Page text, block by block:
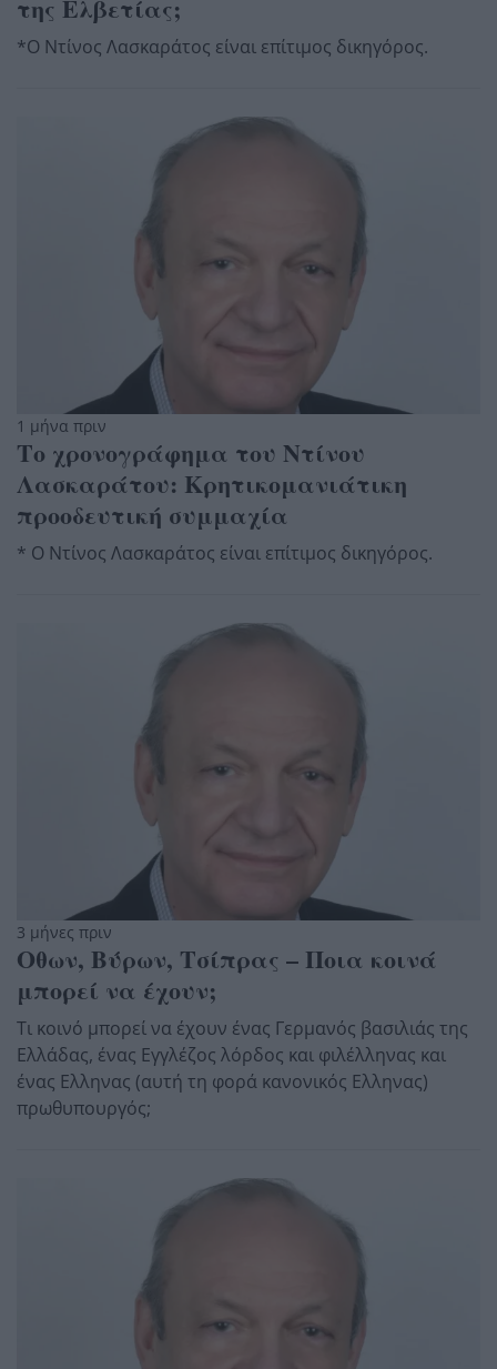
της Ελβετίας;
*Ο Ντίνος Λασκαράτος είναι επίτιμος δικηγόρος.
1 μήνα πριν
Το χρονογράφημα του Ντίνου
Λασκαράτου: Κρητικομανιάτικη
προοδευτική συμμαχία
* Ο Ντίνος Λασκαράτος είναι επίτιμος δικηγόρος.
3 μήνες πριν
Οθων, Βύρων, Τσίπρας – Ποια κοινά
μπορεί να έχουν;
Τι κοινό μπορεί να έχουν ένας Γερμανός βασιλιάς της
Ελλάδας, ένας Εγγλέζος λόρδος και φιλέλληνας και
ένας Ελληνας (αυτή τη φορά κανονικός Ελληνας)
πρωθυπουργός;